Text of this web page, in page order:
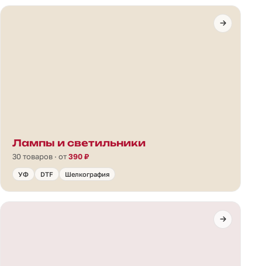
Лампы и светильники
30 товаров · от390 ₽
УФ DTF Шелкография